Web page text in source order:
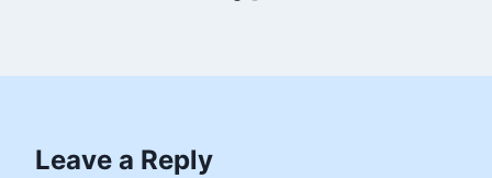
Leave a Reply